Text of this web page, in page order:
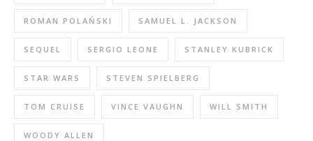
ROMAN POLAŃSKI SAMUEL L. JACKSON
SEQUEL SERGIO LEONE STANLEY KUBRICK
STAR WARS STEVEN SPIELBERG
TOM CRUISE VINCE VAUGHN WILL SMITH
WOODY ALLEN